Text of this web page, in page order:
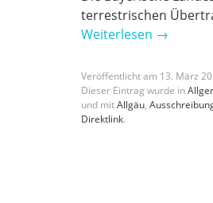
terrestrischen
Weiterlesen →
Veröffentlicht am 13. März
Dieser Eintrag wurde in
und mitAllgäu,
Direktlink.